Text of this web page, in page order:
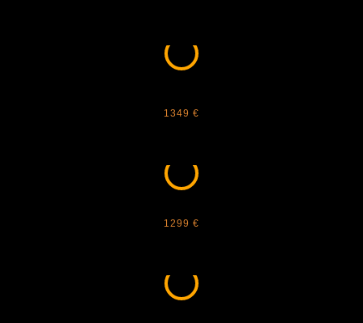
1349 €
1299 €